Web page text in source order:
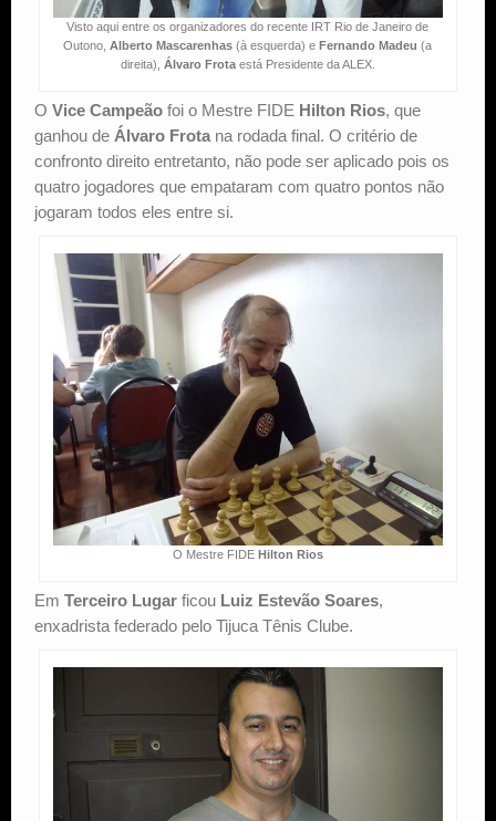
Visto aqui entre os organizadores do recente IRT Rio de Janeiro de
Outono,Alberto Mascarenhas (à esquerda) eFernando Madeu (a
direita), Álvaro Frotaestá Presidente da ALEX.
O Vice Campeão foi o Mestre FIDE Hilton Rios, que
ganhou de Álvaro Frota na rodada final. O critério de
confronto direito entretanto, não pode ser aplicado pois os
quatro jogadores que empataram com quatro pontos não
jogaram todos eles entre si.
O Mestre FIDE Hilton Rios
Em Terceiro Lugar ficou Luiz Estevão Soares,
enxadrista federado pelo Tijuca Tênis Clube.